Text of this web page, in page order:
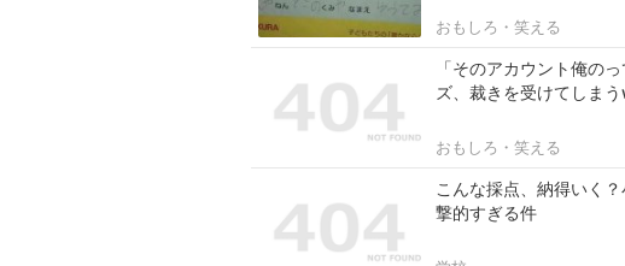
おもしろ・笑える
「そのアカウント俺の
ズ、裁きを受けてしま
おもしろ・笑える
こんな採点、納得いく
撃的すぎる件